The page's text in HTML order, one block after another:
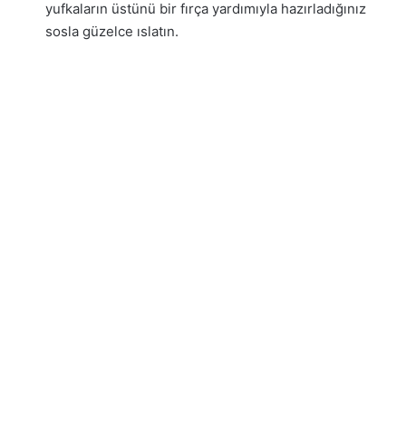
yufkaların üstünü bir fırça yardımıyla hazırladığınız
sosla güzelce ıslatın.